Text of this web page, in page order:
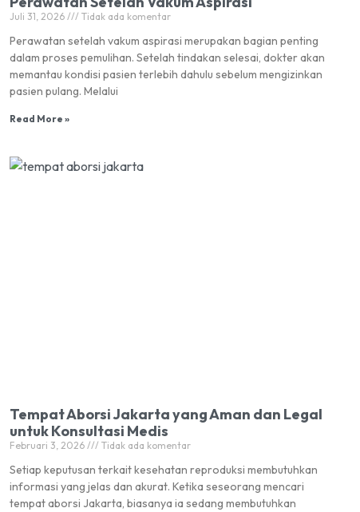
Juli 31, 2026 Tidak ada komentar
Perawatan setelah vakum aspirasi merupakan bagian penting
dalam proses pemulihan. Setelah tindakan selesai, dokter akan
memantau kondisi pasien terlebih dahulu sebelum mengizinkan
pasien pulang. Melalui
Read More »
Tempat Aborsi Jakarta yang Aman dan Legal
untuk Konsultasi Medis
Februari 3, 2026 Tidak ada komentar
Setiap keputusan terkait kesehatan reproduksi membutuhkan
informasi yang jelas dan akurat. Ketika seseorang mencari
tempat aborsi Jakarta, biasanya ia sedang membutuhkan